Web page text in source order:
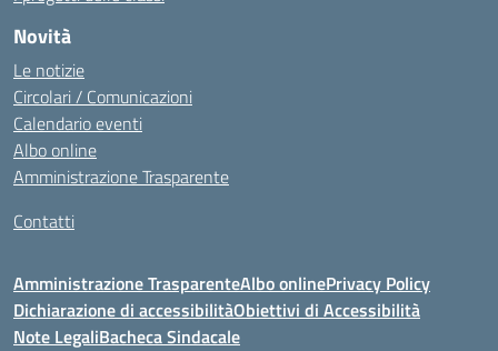
Novità
Le notizie
Circolari / Comunicazioni
Calendario eventi
Albo online
Amministrazione Trasparente
Contatti
Amministrazione TrasparenteAlbo onlinePrivacy Policy
Dichiarazione di accessibilitàObiettivi di Accessibilità
Note LegaliBacheca Sindacale